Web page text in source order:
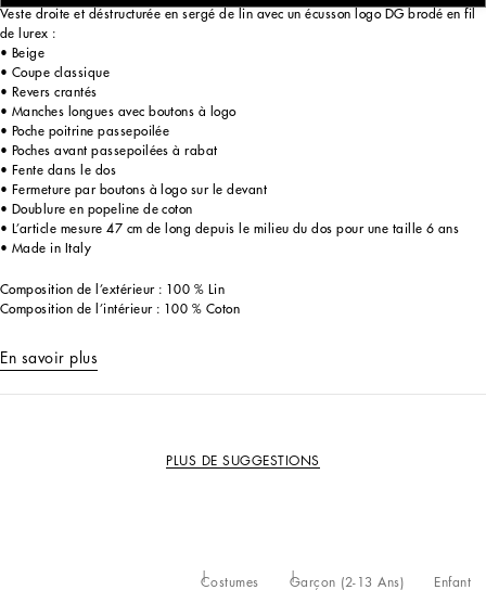
Veste droite et déstructurée en sergé de lin avec un écusson logo DG brodé en fil
de lurex :
• Beige
• Coupe classique
• Revers crantés
• Manches longues avec boutons à logo
• Poche poitrine passepoilée
• Poches avant passepoilées à rabat
• Fente dans le dos
• Fermeture par boutons à logo sur le devant
• Doublure en popeline de coton
• L’article mesure 47 cm de long depuis le milieu du dos pour une taille 6 ans
• Made in Italy
Composition de l’extérieur : 100 % Lin
Composition de l’intérieur : 100 % Coton
En savoir plus
PLUS DE SUGGESTIONS
Enfant
Garçon (2-13 Ans)
Costumes